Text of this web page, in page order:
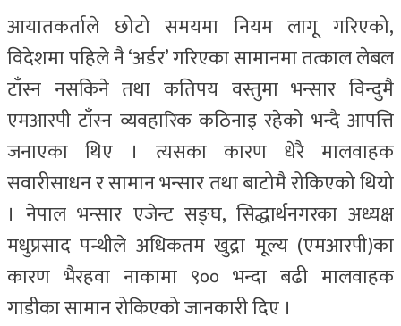
आयातकर्ताले छोटो समयमा नियम लागू गरिएको,
विदेशमा पहिले नै ‘अर्डर’ गरिएका सामानमा तत्काल लेबल
टाँस्न नसकिने तथा कतिपय वस्तुमा भन्सार विन्दुमै
एमआरपी टाँस्न व्यवहारिक कठिनाइ रहेको भन्दै आपत्ति
जनाएका थिए । त्यसका कारण धेरै मालवाहक
सवारीसाधन र सामान भन्सार तथा बाटोमै रोकिएको थियो
। नेपाल भन्सार एजेन्ट सङ्घ, सिद्धार्थनगरका अध्यक्ष
मधुप्रसाद पन्थीले अधिकतम खुद्रा मूल्य (एमआरपी)का
कारण भैरहवा नाकामा ९०० भन्दा बढी मालवाहक
गाडीका सामान रोकिएको जानकारी दिए ।